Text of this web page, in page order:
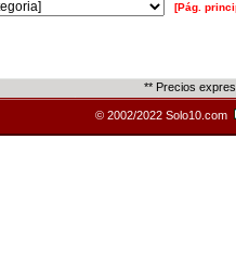
[Pág.
** Precios
© 2002/2022 Solo10.com